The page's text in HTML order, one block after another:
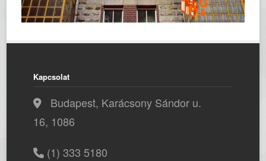
Kapcsolat
Budapest, Karácsony Sándor u.
16, 1086
(1) 333 5180